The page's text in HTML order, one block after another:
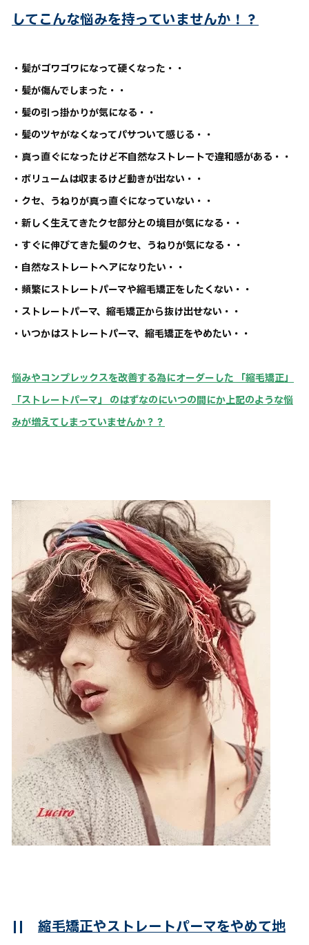
してこんな悩みを持っていませんか！？
・髪がゴワゴワになって硬くなった・・
・髪が傷んでしまった・・
・髪の引っ掛かりが気になる・・
・髪のツヤがなくなってパサついて感じる・・
・真っ直ぐになったけど不自然なストレートで違和感がある・・
・ボリュームは収まるけど動きが出ない・・
・クセ、うねりが真っ直ぐになっていない・・
・新しく生えてきたクセ部分との境目が気になる・・
・すぐに伸びてきた髪のクセ、うねりが気になる・・
・自然なストレートヘアになりたい・・
・頻繁にストレートパーマや縮毛矯正をしたくない・・
・ストレートパーマ、縮毛矯正から抜け出せない・・
・いつかはストレートパーマ、縮毛矯正をやめたい・・
悩みやコンプレックスを改善する為にオーダーした 「縮毛矯正」
「ストレートパーマ」 のはずなのにいつの間にか上記のような悩
みが増えてしまっていませんか？？
|| 縮毛矯正やストレートパーマをやめて地